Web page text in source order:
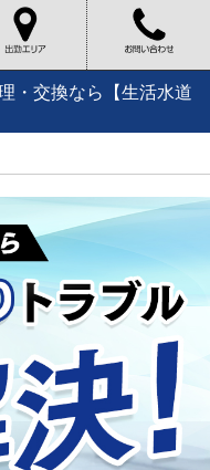
・交換なら【生活水道